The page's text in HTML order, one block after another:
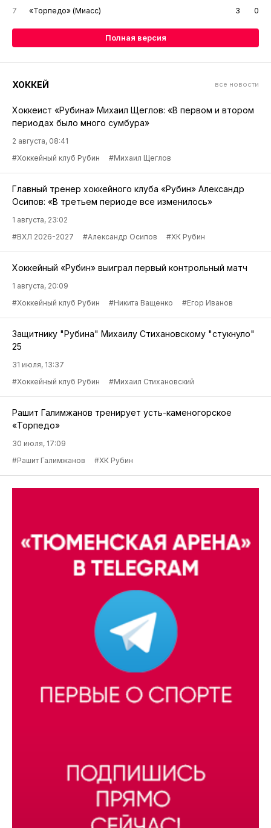
7
«Торпедо» (Миасс) 3 0
Полная версия
ХОККЕЙ все новости
Хоккеист «Рубина» Михаил Щеглов: «В первом и втором
периодах было много сумбура»
2 августа, 08:41
#Хоккейный клуб Рубин
#Михаил Щеглов
Главный тренер хоккейного клуба «Рубин» Александр
Осипов: «В третьем периоде все изменилось»
1 августа, 23:02
#ВХЛ 2026-2027
#Александр Осипов #ХК Рубин
Хоккейный «Рубин» выиграл первый контрольный матч
1 августа, 20:09
#Хоккейный клуб Рубин
#Никита Ващенко #Егор Иванов
Защитнику "Рубина" Михаилу Стихановскому "стукнуло"
25
31 июля, 13:37
#Хоккейный клуб Рубин
#Михаил Стихановский
Рашит Галимжанов тренирует усть-каменогорское
«Торпедо»
30 июля, 17:09
#Рашит Галимжанов
#ХК Рубин